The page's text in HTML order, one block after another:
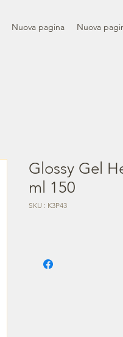
Nuova pagina Nuova
Glossy Gel
ml 150
SKU : K3P43